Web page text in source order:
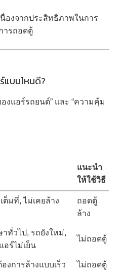
นื่องจากประสิทธิภาพในการ
ารถอดตู้
แบบไหนดี?
งแอร์รถยนต์” และ “ความคุ้ม
แนะนำ
ให้ใช้วิธี
ต็มที่, ไม่เคยล้าง
ถอดตู้
ล้าง
าทั่วไป, รถยังใหม่,
ร์ไม่เย็น
ไม่ถอดตู้
งการล้างแบบเร็ว ไม่ถอดตู้